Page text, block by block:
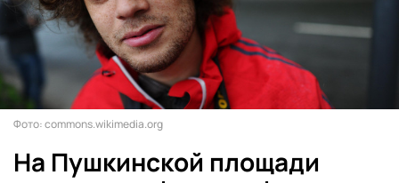
Фото: commons.wikimedia.org
На Пушкинской площади